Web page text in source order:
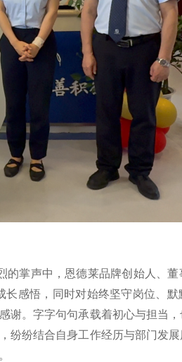
掌声中，恩德莱品牌创始人、董
感悟，同时对始终坚守岗位、默
谢。字字句句承载着初心与担当
纷纷结合自身工作经历与部门发